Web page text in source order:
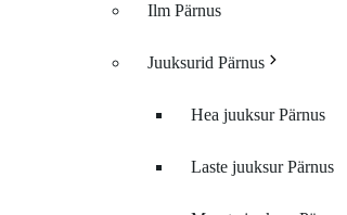
Ilm Pärnus
Juuksurid Pärnus
Hea juuksur Pärnus
Laste juuksur Pärnus